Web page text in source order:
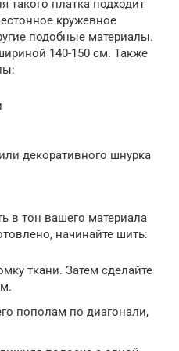
такого платка подходит
кружевное
подобные материалы.
140-150 см. Также
декоративного шнурка
в тон вашего материала
начинайте шить:
ткани. Затем сделайте
пополам по диагонали,